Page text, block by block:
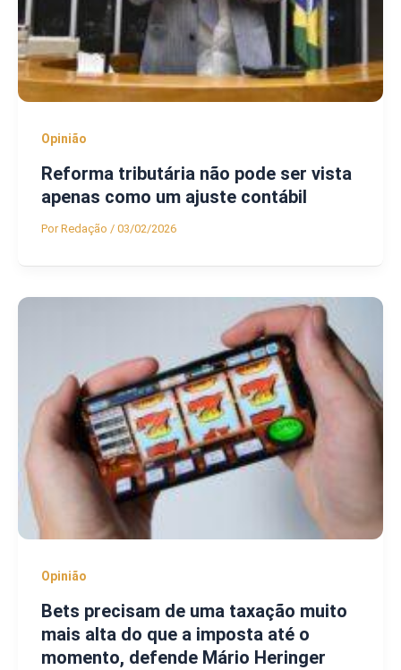
Opinião
Reforma tributária não pode ser vista
apenas como um ajuste contábil
PorRedação / 03/02/2026
Opinião
Bets precisam de uma taxação muito
mais alta do que a imposta até o
momento, defende Mário Heringer